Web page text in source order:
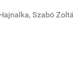
Szabó